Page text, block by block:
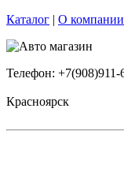
Каталог | О компании
Телефон: +7(908)911-
Красноярск